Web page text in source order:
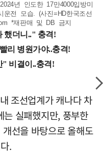
년 인도한 17만4000입방미
운전 모습. (사진=HD한국조선
*재판매 및 DB 금지
조선업계가 캐나다 차
실패했지만, 풍부한
선을 바탕으로 올해도
.